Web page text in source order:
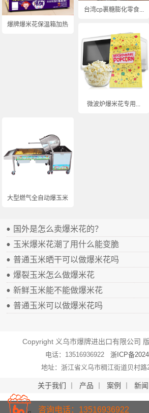
爆牌爆米花保温箱加热...
台湾cp裹糖膨化零食...
微波炉爆米花专用...
大型燃气全自动爆玉米...
国外是怎么卖爆米花的？
玉米爆米花潮了用什么能变脆
普通玉米晒干可以做爆米花吗
爆裂玉米怎么做爆米花
新鲜玉米能不能做爆米花
普通玉米可以做爆米花吗
咨询电话：13516936922
Copyright 义乌市爆牌进出口有限公司
电话：13516936922 浙ICP备
地址：浙江省义乌市稠江街道贝村路
关于我们 产品 案例 新闻